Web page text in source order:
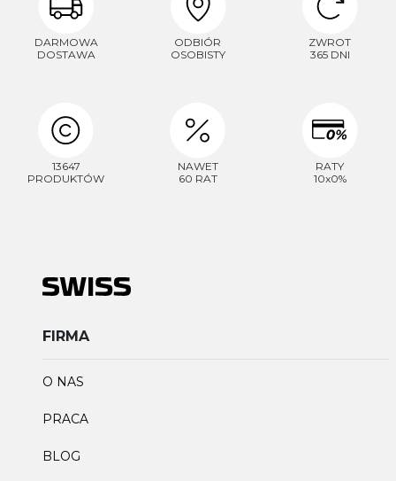
DARMOWA
DOSTAWA
ODBIÓR
OSOBISTY
ZWROT
365 DNI
13647
PRODUKTÓW
NAWET
60 RAT
RATY
10x0%
FIRMA
O NAS
PRACA
BLOG